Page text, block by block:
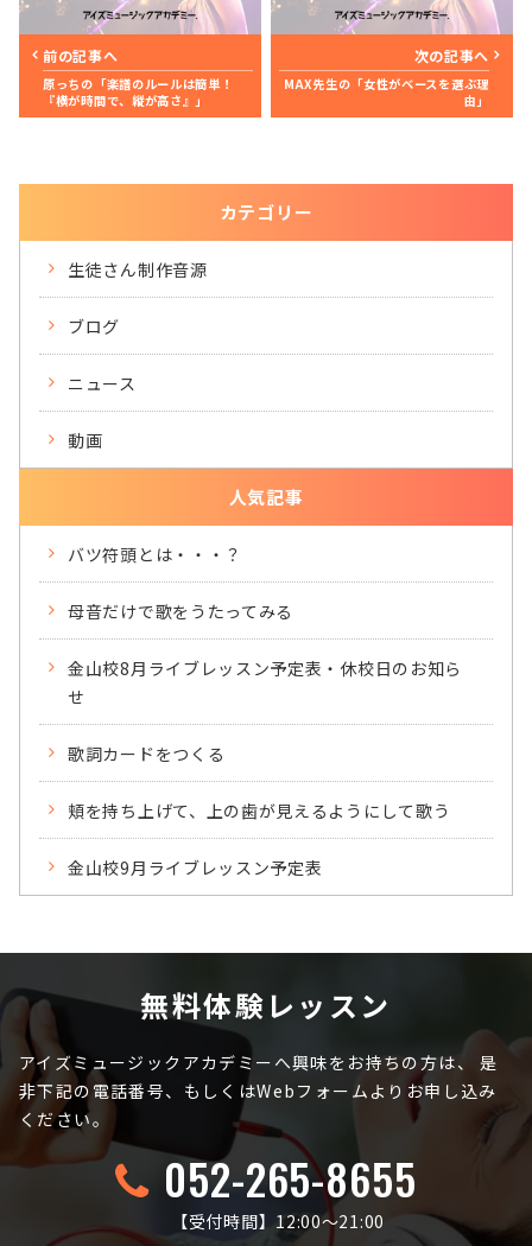
前の記事へ
原っちの「楽譜のルールは簡単！
『横が時間で、縦が高さ』」
次の記事へ
MAX先生の「女性がベースを選ぶ理
由」
カテゴリー
生徒さん制作音源
ブログ
ニュース
動画
人気記事
バツ符頭とは・・・？
母音だけで歌をうたってみる
金山校8月ライブレッスン予定表・休校日のお知ら
せ
歌詞カードをつくる
頬を持ち上げて、上の歯が見えるようにして歌う
金山校9月ライブレッスン予定表
無料体験レッスン
アイズミュージックアカデミーへ興味をお持ちの方は、
是
非下記の電話番号、もしくはWebフォームよりお申し込み
ください。
052-265-8655
【受付時間】12:00〜21:00